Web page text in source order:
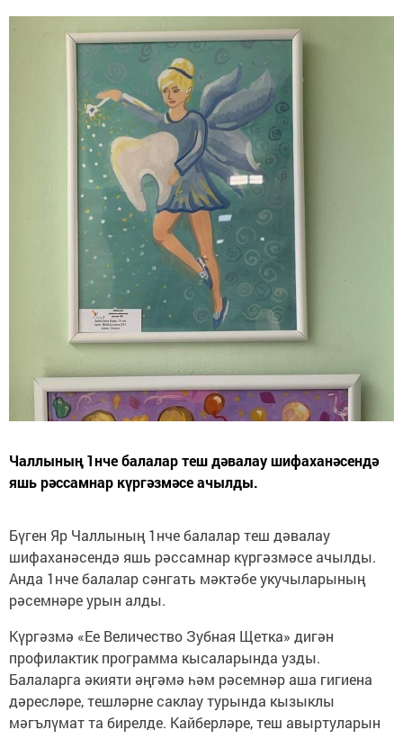
Чаллының 1нче балалар теш дәвалау шифаханәсендә
яшь рәссамнар күргәзмәсе ачылды.
Бүген Яр Чаллының 1нче балалар теш дәвалау
шифаханәсендә яшь рәссамнар күргәзмәсе ачылды.
Анда 1нче балалар сәнгать мәктәбе укучыларының
рәсемнәре урын алды.
Күргәзмә «Ее Величество Зубная Щетка» дигән
профилактик программа кысаларында узды.
Балаларга әкияти әңгәмә һәм рәсемнәр аша гигиена
дәресләре, тешләрне саклау турында кызыклы
мәгълүмат та бирелде. Кайберләре, теш авыртуларын